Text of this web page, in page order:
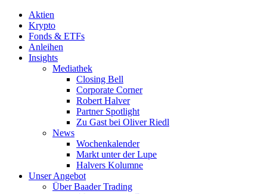
Aktien
Krypto
Fonds & ETFs
Anleihen
Insights
Mediathek
Closing Bell
Corporate Corner
Robert Halver
Partner Spotlight
Zu Gast bei Oliver Riedl
News
Wochenkalender
Markt unter der Lupe
Halvers Kolumne
Unser Angebot
Über Baader Trading